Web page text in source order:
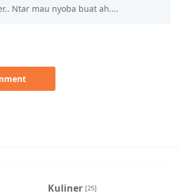
Ntar mau nyoba buat ah....
Kuliner [25]